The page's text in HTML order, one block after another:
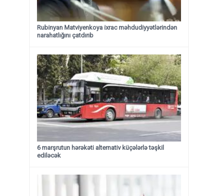
Rubinyan Matviyenkoya ixrac məhdudiyyətlərindən
narahatlığını çatdırıb
6 marşrutun hərəkəti alternativ küçələrlə təşkil
ediləcək